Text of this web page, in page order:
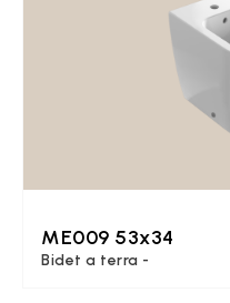
ME009 53x34
Bidet a terra -